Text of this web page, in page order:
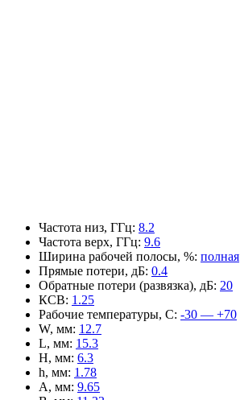
Частота низ, ГГц: 8.2
Частота верх, ГГц: 9.6
Ширина рабочей полосы, %: полная
Прямые потери, дБ: 0.4
Обратные потери (развязка), дБ: 20
КСВ: 1.25
Рабочие температуры, С: -30 — +70
W, мм: 12.7
L, мм: 15.3
H, мм: 6.3
h, мм: 1.78
A, мм: 9.65